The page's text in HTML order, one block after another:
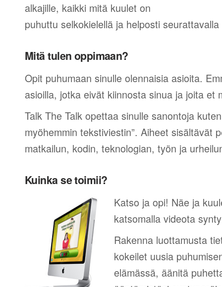
alkajille, kaikki mitä kuulet on
puhuttu selkokielellä ja helposti
Mitä tulen oppimaan?
Opit puhumaan sinulle olennaisia asioita.
asioilla, jotka eivät kiinnosta sinua ja joita et
Talk The Talk opettaa sinulle sanontoja
myöhemmin tekstiviestin”. Aiheet sisältävät
matkailun, kodin, teknologian, työn ja
Kuinka se toimii?
Katso ja opi! Näe ja
katsomalla videota
Rakenna luottamusta
kokeilet uusia
elämässä, äänitä